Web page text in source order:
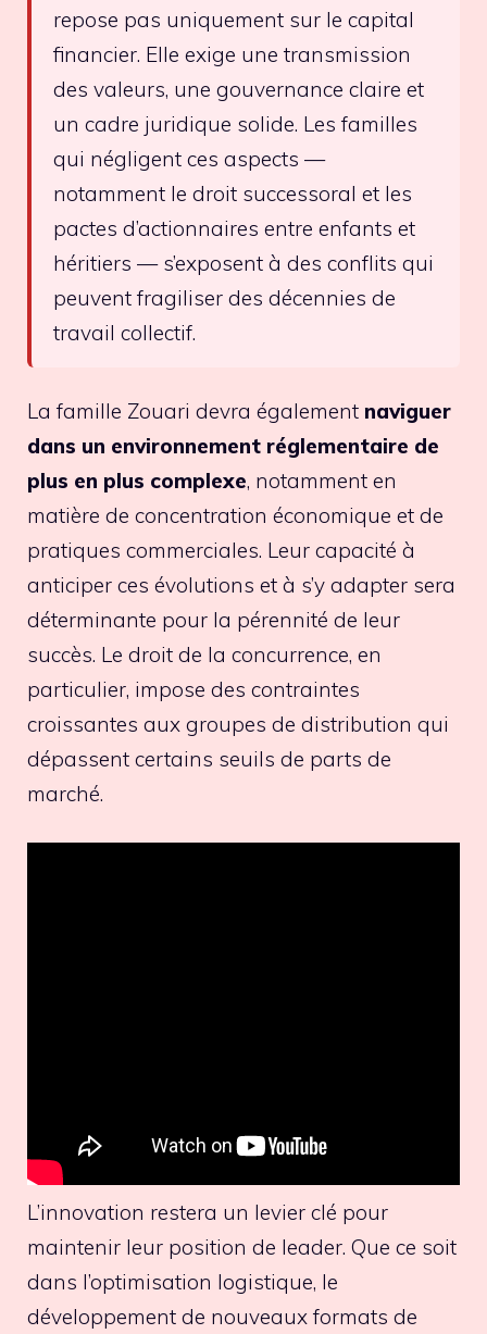
repose pas uniquement sur le capital
financier. Elle exige une transmission
des valeurs, une gouvernance claire et
un cadre juridique solide. Les familles
qui négligent ces aspects —
notamment le droit successoral et les
pactes d’actionnaires entre enfants et
héritiers — s’exposent à des conflits qui
peuvent fragiliser des décennies de
travail collectif.
La famille Zouari devra également naviguer
dans un environnement réglementaire de
plus en plus complexe, notamment en
matière de concentration économique et de
pratiques commerciales. Leur capacité à
anticiper ces évolutions et à s’y adapter sera
déterminante pour la pérennité de leur
succès. Le droit de la concurrence, en
particulier, impose des contraintes
croissantes aux groupes de distribution qui
dépassent certains seuils de parts de
marché.
L’innovation restera un levier clé pour
maintenir leur position de leader. Que ce soit
dans l’optimisation logistique, le
développement de nouveaux formats de